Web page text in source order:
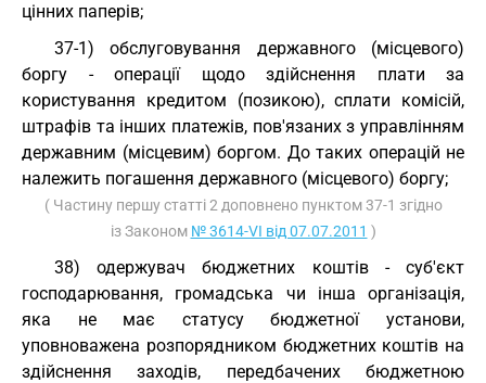
цінних паперів;
37-1) обслуговування державного (місцевого)
боргу - операції щодо здійснення плати за
користування кредитом (позикою), сплати комісій,
штрафів та інших платежів, пов'язаних з управлінням
державним (місцевим) боргом. До таких операцій не
належить погашення державного (місцевого) боргу;
( Частину першу статті 2 доповнено пунктом 37-1 згідно
із Законом № 3614-VI від 07.07.2011 )
38) одержувач бюджетних коштів - суб'єкт
господарювання, громадська чи інша організація,
яка не має статусу бюджетної установи,
уповноважена розпорядником бюджетних коштів на
здійснення заходів, передбачених бюджетною